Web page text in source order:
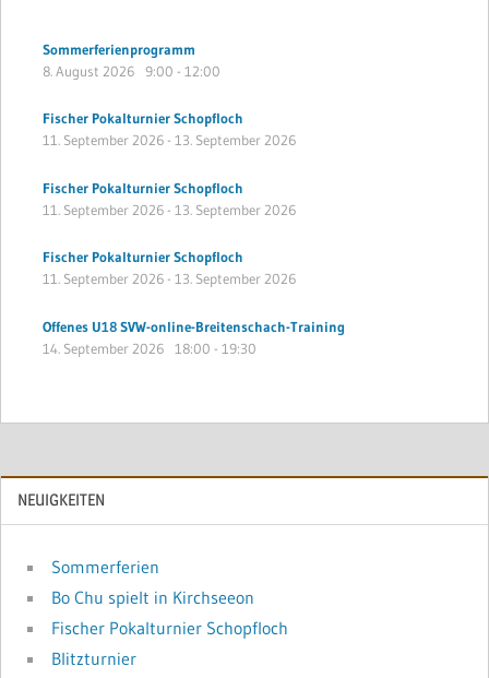
Sommerferienprogramm
8. August 2026 9:00 - 12:00
Fischer Pokalturnier Schopfloch
11. September 2026- 13. September 2026
Fischer Pokalturnier Schopfloch
11. September 2026- 13. September 2026
Fischer Pokalturnier Schopfloch
11. September 2026- 13. September 2026
Offenes U18 SVW-online-Breitenschach-Training
14. September 2026 18:00 - 19:30
NEUIGKEITEN
Sommerferien
Bo Chu spielt in Kirchseeon
Fischer Pokalturnier Schopfloch
Blitzturnier